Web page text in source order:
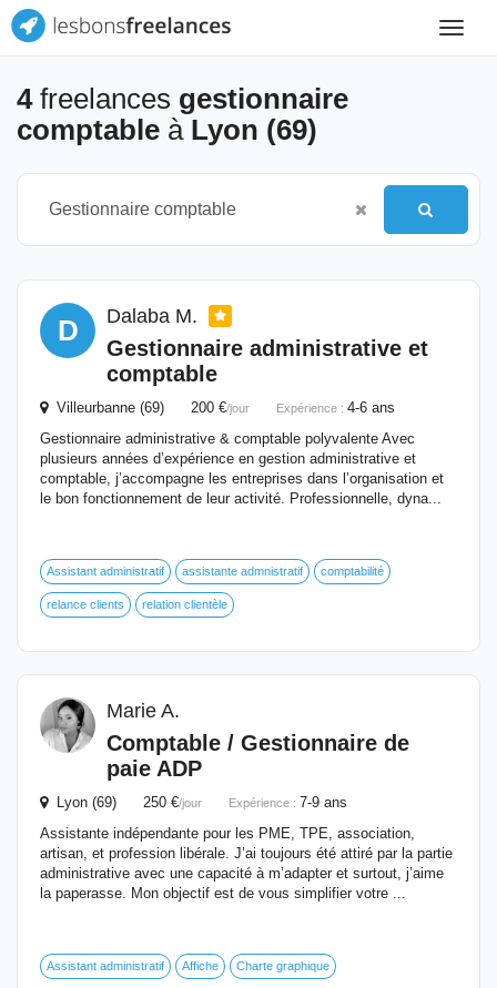
Toggle
4freelances gestionnaire
comptable à Lyon (69)
D Dalaba M.
Gestionnaire administrative et
comptable
Villeurbanne (69) 200 €/jour Expérience : 4-6 ans
Gestionnaire administrative & comptable polyvalente Avec
plusieurs années d’expérience en gestion administrative et
comptable, j’accompagne les entreprises dans l’organisation et
le bon fonctionnement de leur activité. Professionnelle, dyna...
Assistant administratif assistante admnistratif comptabilité
relance clients relation clientèle
Marie A.
Comptable / Gestionnaire de
paie ADP
Lyon (69) 250 €/jour Expérience : 7-9 ans
Assistante indépendante pour les PME, TPE, association,
artisan, et profession libérale. J’ai toujours été attiré par la partie
administrative avec une capacité à m’adapter et surtout, j’aime
la paperasse. Mon objectif est de vous simplifier votre ...
Assistant administratif Affiche Charte graphique